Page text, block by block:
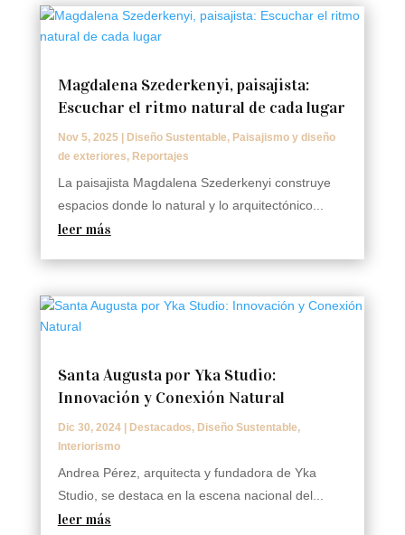
Magdalena Szederkenyi, paisajista:
Escuchar el ritmo natural de cada lugar
Nov 5, 2025| Diseño Sustentable, Paisajismo y diseño
de exteriores, Reportajes
La paisajista Magdalena Szederkenyi construye
espacios donde lo natural y lo arquitectónico...
leer más
Santa Augusta por Yka Studio:
Innovación y Conexión Natural
Dic 30, 2024| Destacados, Diseño Sustentable,
Interiorismo
Andrea Pérez, arquitecta y fundadora de Yka
Studio, se destaca en la escena nacional del...
leer más